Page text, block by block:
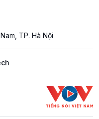
TP. Hà Nội